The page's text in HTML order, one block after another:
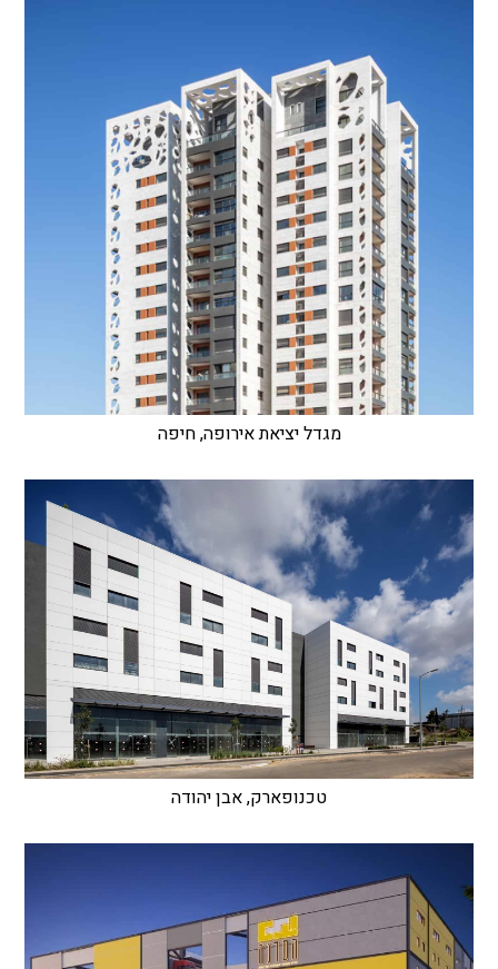
מגדל יציאת אירופה, חיפה
טכנופארק, אבן יהודה